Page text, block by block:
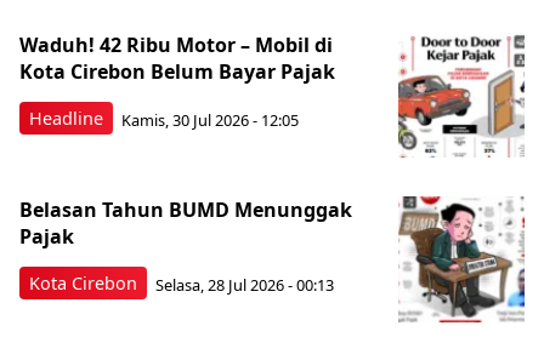
Headline
Waduh! 42 Ribu Motor – Mobil di
Kota Cirebon Belum Bayar Pajak
Kamis, 30 Jul 2026 - 12:05
Kota Cirebon
Belasan Tahun BUMD Menunggak
Pajak
Selasa, 28 Jul 2026 - 00:13